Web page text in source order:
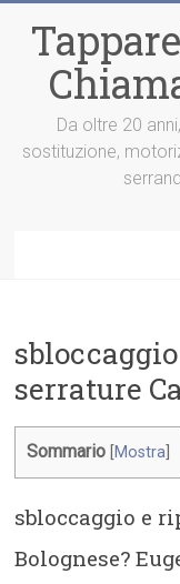
contenuto
Da oltre 20
sostituzione,
serrature
Sommario Mostra
sbloccaggio e
Bolognese?